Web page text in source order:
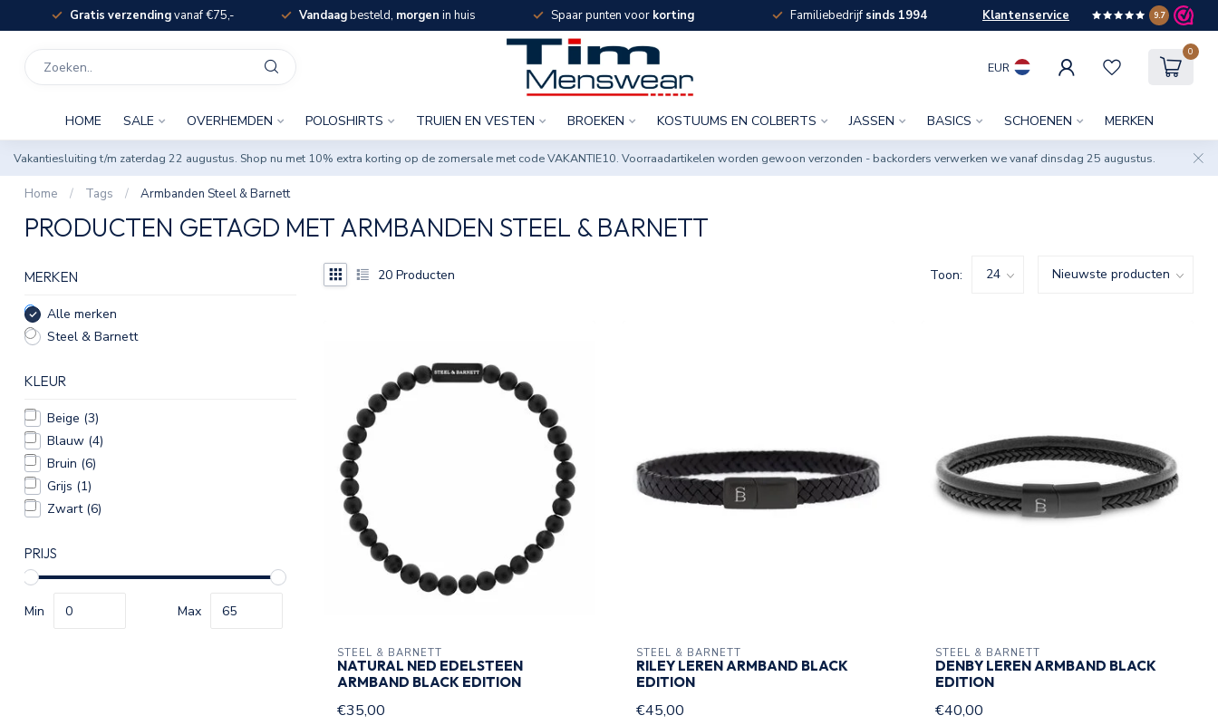
Gratis verzendingvanaf €75,- Vandaagbesteld, morgen in huis Spaar punten voor korting Familiebedrijf sinds 1994 Klantenservice 9.7
EUR
0
HOME SALE OVERHEMDEN POLOSHIRTS TRUIEN EN VESTEN BROEKEN KOSTUUMS EN COLBERTS JASSEN BASICS SCHOENEN MERKEN
Vakantiesluiting t/m zaterdag 22 augustus. Shop nu met 10% extra korting op de zomersale met code VAKANTIE10. Voorraadartikelen worden gewoon verzonden - backorders verwerken we vanaf dinsdag 25 augustus.
Home / Tags / Armbanden Steel & Barnett
PRODUCTEN GETAGD MET ARMBANDEN STEEL & BARNETT
MERKEN
Alle merken
Steel & Barnett
KLEUR
Beige (3)
Blauw (4)
Bruin (6)
Grijs (1)
Zwart (6)
PRIJS
Min Max
20 Producten Toon:
STEEL & BARNETT
NATURAL NED EDELSTEEN
ARMBAND BLACK EDITION
€35,00
STEEL & BARNETT
RILEY LEREN ARMBAND BLACK
EDITION
€45,00
STEEL & BARNETT
DENBY LEREN ARMBAND BLACK
EDITION
€40,00